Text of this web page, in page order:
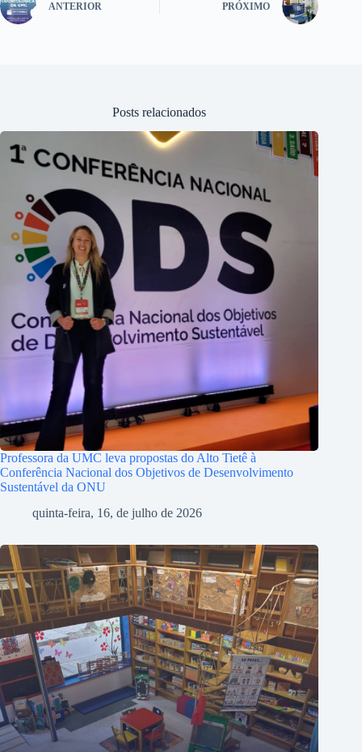
ANTERIOR PRÓXIMO
Posts relacionados
Professora da UMC leva propostas do Alto Tietê à
Conferência Nacional dos Objetivos de Desenvolvimento
Sustentável da ONU
quinta-feira, 16, de julho de 2026